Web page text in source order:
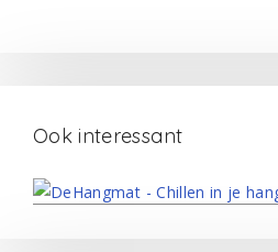
Ook interessant